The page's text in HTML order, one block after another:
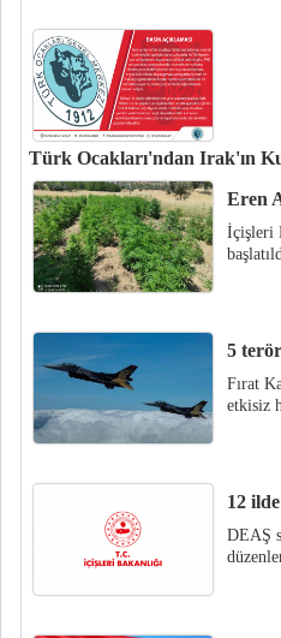
Türk Ocakları'ndan Irak'ın
Bölücü terör örgütünün Irak'ın
halk üzerinden Türkiye'ye yönelik
tepki gösterdi.
Eren
İçişleri
5
Fırat
etkisiz
12
DEAŞ